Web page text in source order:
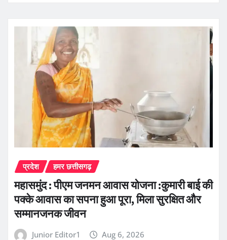
प्रदेश हमर छत्तीसगढ़
महासमुंद : पीएम जनमन आवास योजना :कुमारी बाई की
पक्के आवास का सपना हुआ पूरा, मिला सुरक्षित और
सम्मानजनक जीवन
Junior Editor1 Aug 6, 2026